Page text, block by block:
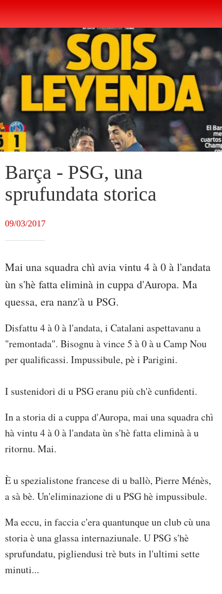
Barça - PSG, una
sprufundata storica
09/03/2017
Mai una squadra chì avia vintu 4 à 0 à l'andata
ùn s'hè fatta eliminà in cuppa d'Auropa. Ma
quessa, era nanz'à u PSG.
Disfattu 4 à 0 à l'andata, i Catalani aspettavanu a
"remontada". Bisognu à vince 5 à 0 à u Camp Nou
per qualificassi. Impussibule, pè i Parigini.
I sustenidori di u PSG eranu più ch'è cunfidenti.
In a storia di a cuppa d'Auropa, mai una squadra chì
hà vintu 4 à 0 à l'andata ùn s'hè fatta eliminà à u
ritornu. Mai.
È u spezialistone francese di u ballò, Pierre Ménès,
a sà bè. Un'eliminazione di u PSG hè impussibule.
Ma eccu, in faccia c'era quantunque un club cù una
storia è una glassa internaziunale. U PSG s'hè
sprufundatu, pigliendusi trè buts in l'ultimi sette
minuti...